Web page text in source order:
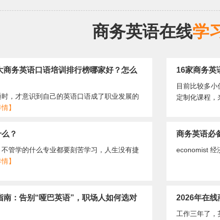
商务英语在线学
务英语口语培训排行榜哪家好？怎么
，才意识到自己的英语口语成了职业发展的
】
​16家商务英
目前比较多
定制化课程，
？
管学的什么专业都要刻苦学习，人生没有捷
】
商务英语必
​economist 经
：告别“哑巴英语”，职场人如何选对 2026年在线
工作三年了